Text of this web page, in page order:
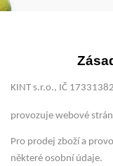
KINT s.r.o., IČ
provozuje webové
Pro prodej zboží a
některé osobní údaje.